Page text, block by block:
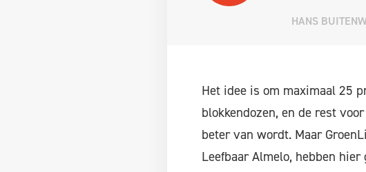
HANS
Het idee is om maximaal 25
blokkendozen, en de rest
beter van wordt. Maar
Leefbaar Almelo, hebben